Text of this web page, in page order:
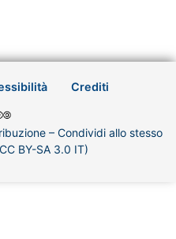
Crediti
– Condividi allo stesso
BY-SA 3.0 IT)